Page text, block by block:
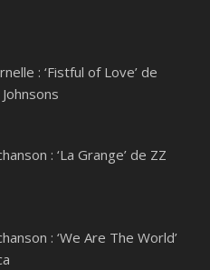
: ‘Fistful of Love’ de
: ‘La Grange’ de ZZ
: ‘We Are The World’